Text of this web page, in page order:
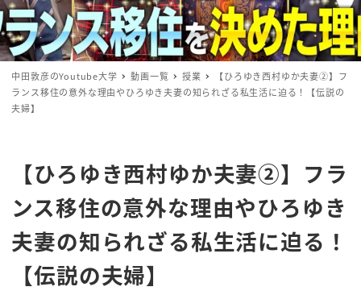
中田敦彦のYoutube大学 動画一覧 授業
【ひろゆき西村ゆか夫妻②】フ
ランス移住の意外な理由やひろゆき夫妻の知られざる私生活に迫る！【伝説の
夫婦】
【ひろゆき西村ゆか夫妻②】フラ
ンス移住の意外な理由やひろゆき
夫妻の知られざる私生活に迫る！
【伝説の夫婦】